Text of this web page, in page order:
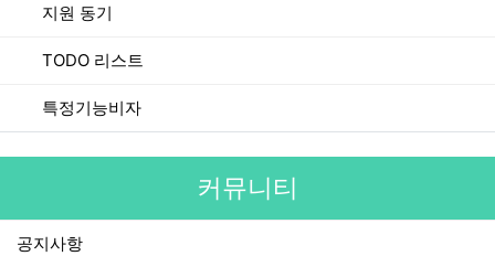
지원 동기
TODO 리스트
특정기능비자
커뮤니티
공지사항